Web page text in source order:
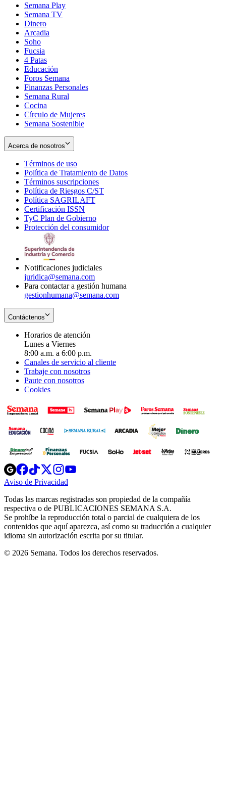
Semana Play
Semana TV
Dinero
Arcadia
Soho
in
new
window
Fucsia
in
new
window
4 Patas
Educación
Foros Semana
Finanzas Personales
Semana Rural
Cocina
Círculo de Mujeres
Semana Sostenible
Acerca de nosotros
Términos de uso
in
new
window
Política de Tratamiento de Datos
Términos suscripciones
in
Política de Riesgos C/ST
Política SAGRILAFT
new
window
Certificación ISSN
in
new
TyC Plan de Gobierno
in
Protección del consumidorOpens
Notificaciones judiciales
juridica@semana.com
Para contactar a gestión humana
gestionhumana@semana.com
Contáctenos
Horarios de atención
Lunes a Viernes
8:00 a.m. a 6:00 p.m.
Canales de servicio al cliente
Trabaje con nosotros
Paute con nosotros
Cookies
Opens
in
new
Opens
in
new
Opens
in
new
window
Opens
new
windowwindow
Aviso de Privacidad
new
window
Todas las marcas registradas son propiedad de la compañía
respectiva o de PUBLICACIONES SEMANA S.A.
Se prohíbe la reproducción total o parcial de cualquiera de los
contenidos que aquí aparezca, así como su traducción a cualquier
idioma sin autorización escrita por su titular.
© 2026 Semana. Todos los derechos reservados.